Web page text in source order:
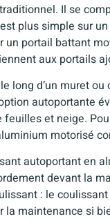
Il se
plus simple sur
portail battant
aux portails
long d’un muret
autoportante
et neige.
motorisé
autoportant en
devant la
: le
maintenance si